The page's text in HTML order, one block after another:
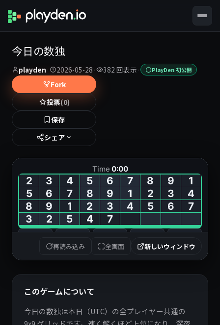
今日の数独
playden · 2026-05-28 · 382 回表示 · PlayDen 初公開
Fork
投票(0)
保存
シェア
再読み込み 全画面 新しいウィンドウ
このゲームについて
今日の数独は本日（UTC）の全プレイヤー共通の